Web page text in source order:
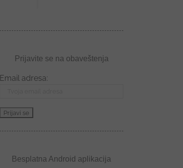
Prijavite se na obaveštenja
Email adresa:
Besplatna Android aplikacija